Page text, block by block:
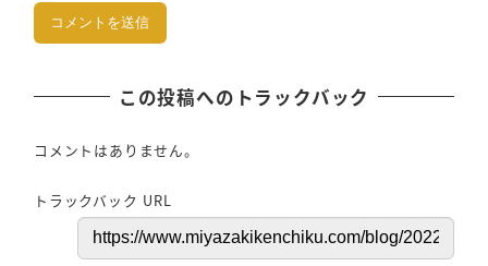
この投稿へのトラックバック
コメントはありません。
トラックバック URL